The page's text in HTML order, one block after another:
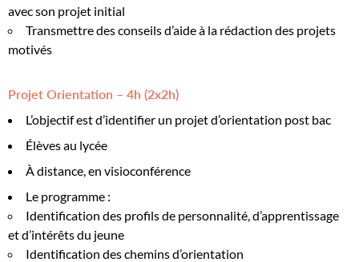
avec son projet initial
Transmettre des conseils d’aide à la rédaction des projets
motivés
Projet Orientation – 4h (2x2h)
L’objectif est d’identifier un projet d’orientation post bac
Élèves au lycée
À distance, en visioconférence
Le programme :
Identification des profils de personnalité, d’apprentissage
et d’intérêts du jeune
Identification des chemins d’orientation